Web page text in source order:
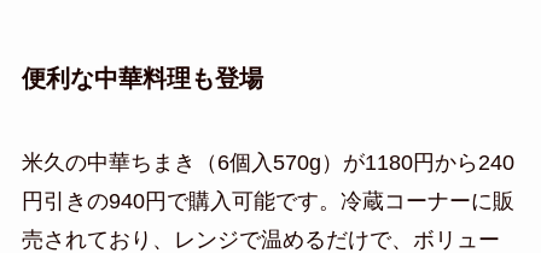
便利な中華料理も登場
米久の中華ちまき（6個入570g）が1180円から240
円引きの940円で購入可能です。冷蔵コーナーに販
売されており、レンジで温めるだけで、ボリュー